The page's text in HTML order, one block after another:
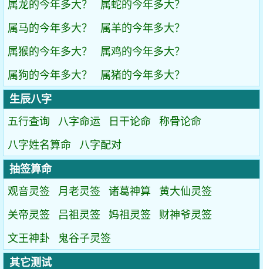
属龙的今年多大？
属蛇的今年多大？
属马的今年多大？
属羊的今年多大？
属猴的今年多大？
属鸡的今年多大？
属狗的今年多大？
属猪的今年多大？
生辰八字
五行查询
八字命运 日干论命
称骨论命
八字姓名算命
八字配对
抽签算命
观音灵签
月老灵签 诸葛神算
黄大仙灵签
关帝灵签
吕祖灵签 妈祖灵签
财神爷灵签
文王神卦
鬼谷子灵签
其它测试